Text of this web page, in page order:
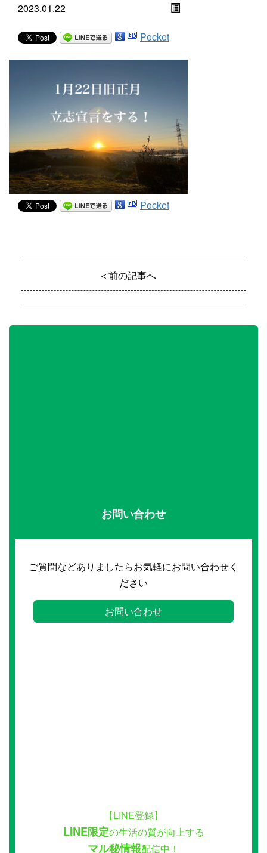
2023.01.22
Pocket
Pocket
＜前の記事へ
お問い合わせ
ご質問などありましたらお気軽にお問い合わせく
ださい
お問い合わせ
【LINE登録】
LINE限定の生活の質が向上する
マル秘情報配信中！